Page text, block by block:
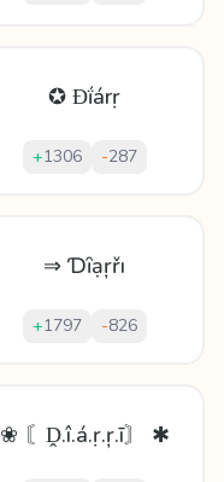
✪ Ɖḯárṛ
+1306 -287
⇒ Ɗȋạŗřı
+1797 -826
❀ 〘Ḓ.î.á.ṛ.ŗ.ī〙 ✱